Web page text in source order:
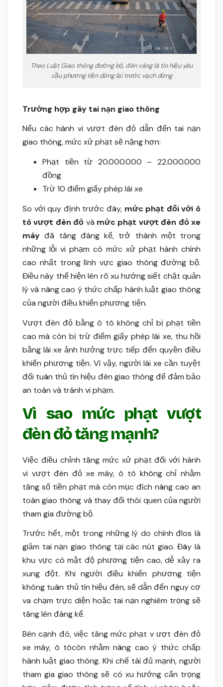
Theo Luật Giao thông đường bộ, đèn vàng là tín hiệu yêu
cầu phương tiện dừng lại trước vạch dừng
Trường hợp gây tai nạn giao thông
Nếu các hành vi vượt đèn đỏ dẫn đến tai nạn
giao thông, mức xử phạt sẽ nặng hơn:
Phạt tiền từ 20.000.000 – 22.000.000
đồng
Trừ 10 điểm giấy phép lái xe
So với quy định trước đây, mức phạt đối với ô
tô vượt đèn đỏ và mức phạt vượt đèn đỏ xe
máy đã tăng đáng kể, trở thành một trong
những lỗi vi phạm có mức xử phạt hành chính
cao nhất trong lĩnh vực giao thông đường bộ.
Điều này thể hiện lên rõ xu hướng siết chặt quản
lý và nâng cao ý thức chấp hành luật giao thông
của người điều khiển phương tiện.
Vượt đèn đỏ bằng ô tô không chỉ bị phạt tiền
cao mà còn bị trừ điểm giấy phép lái xe, thu hồi
bằng lái xe ảnh hưởng trực tiếp đến quyền điều
khiển phương tiện. Vì vậy, người lái xe cần tuyệt
đối tuân thủ tín hiệu đèn giao thông để đảm bảo
an toàn và tránh vi phạm.
Vì sao mức phạt vượt
đèn đỏ tăng mạnh?
Việc điều chỉnh tăng mức xử phạt đối với hành
vi vượt đèn đỏ xe máy, ô tô không chỉ nhằm
tăng số tiền phạt mà còn mục đích nâng cao an
toàn giao thông và thay đổi thói quen của người
tham gia đường bộ.
Trước hết, một trong những lý do chính đlos là
giảm tai nạn giao thông tại các nút giao. Đây là
khu vực có mật độ phương tiện cao, dễ xảy ra
xung đột. Khi người điều khiển phương tiện
không tuân thủ tín hiệu đèn, sẽ dẫn đến nguy cơ
va chạm trực diện hoặc tai nạn nghiêm trọng sẽ
tăng lên đáng kể.
Bên cạnh đó, việc tăng mức phạt v ượt đèn đỏ
xe máy, ô tôcòn nhằm nâng cao ý thức chấp
hành luật giao thông. Khi chế tài đủ mạnh, người
tham gia giao thông sẽ có xu hướng cẩn trọng